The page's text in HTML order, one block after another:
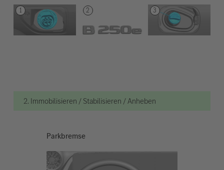
2. Immobilisieren / Stabilisieren / Anheben
Parkbremse